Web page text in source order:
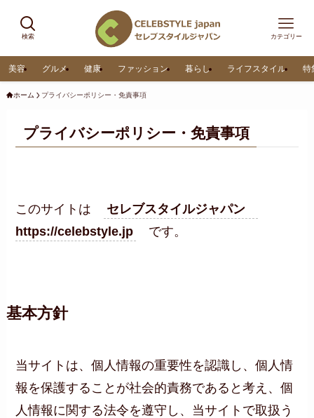
検索 カテゴリー
美容 グルメ 健康 ファッション 暮らし ライフスタイル 特
ホーム プライバシーポリシー・免責事項
プライバシーポリシー・免責事項
このサイトは
セレブスタイルジャパン
https://celebstyle.jp
です。
基本方針
当サイトは、個人情報の重要性を認識し、個人情
報を保護することが社会的責務であると考え、個
人情報に関する法令を遵守し、当サイトで取扱う